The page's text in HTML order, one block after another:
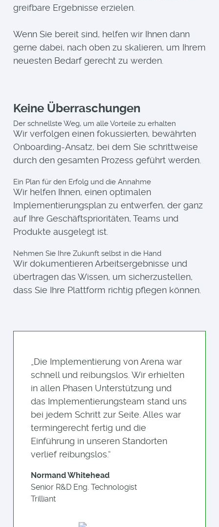
greifbare Ergebnisse erzielen.
Wenn Sie bereit sind, helfen wir Ihnen dann
gerne dabei, nach oben zu skalieren, um Ihrem
neuesten Bedarf gerecht zu werden.
Keine Überraschungen
Der schnellste Weg, um alle Vorteile zu erhalten
Wir verfolgen einen fokussierten, bewährten
Onboarding-Ansatz, bei dem Sie schrittweise
durch den gesamten Prozess geführt werden.
Ein Plan für den Erfolg und die Annahme
Wir helfen Ihnen, einen optimalen
Implementierungsplan zu entwerfen, der ganz
auf Ihre Geschäftsprioritäten, Teams und
Produkte ausgelegt ist.
Nehmen Sie Ihre Zukunft selbst in die Hand
Wir dokumentieren Arbeitsergebnisse und
übertragen das Wissen, um sicherzustellen,
dass Sie Ihre Plattform richtig pflegen können.
„Die Implementierung von Arena war
schnell und reibungslos. Wir erhielten
in allen Phasen Unterstützung und
das Implementierungsteam stand uns
bei jedem Schritt zur Seite. Alles war
termingerecht fertig und die
Einführung in unseren Standorten
verlief reibungslos.“
Normand Whitehead
Senior R&D Eng. Technologist
Trilliant